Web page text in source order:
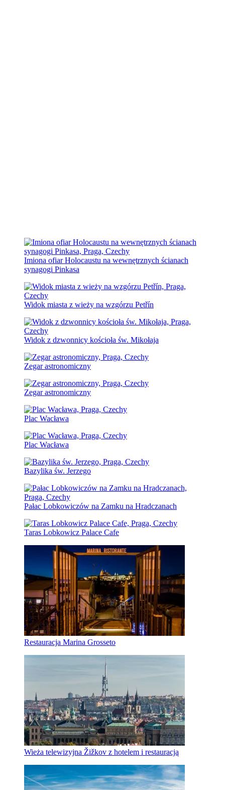
Imiona ofiar Holocaustu na wewnętrznych ścianach
synagogi Pinkasa
Widok miasta z wieży na wzgórzu Petřín
Widok z dzwonnicy kościoła św. Mikołaja
Zegar astronomiczny
Zegar astronomiczny
Plac Wacława
Plac Wacława
Bazylika św. Jerzego
Pałac Lobkowiczów na Zamku na Hradczanach
Taras Lobkowicz Palace Cafe
Restauracja Marina Grosseto
Wieża telewizyjna Žižkov z hotelem i restauracją